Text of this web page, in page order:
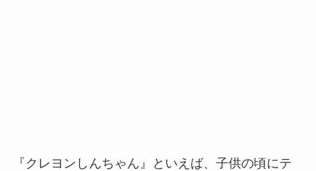
『クレヨンしんちゃん』といえば、子供の頃にテ